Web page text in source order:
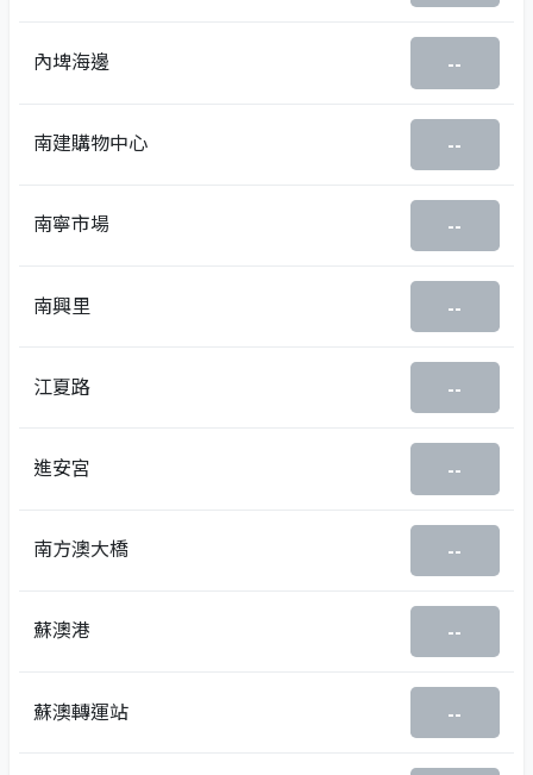
內埤海邊 --
南建購物中心 --
南寧市場 --
南興里 --
江夏路 --
進安宮 --
南方澳大橋 --
蘇澳港 --
蘇澳轉運站 --